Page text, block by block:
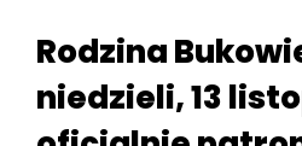
Rodzina
niedzieli, 13